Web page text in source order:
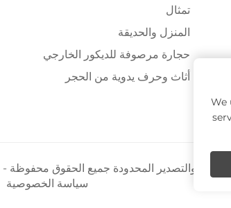
تمثال
المنزل والحديقة
حجارة مرصوفة للديكور الخارجي
أثاث وحرف يدوية من الحجر
والتصدير المحدودة جميع الحقوق محفوظة -
سياسة الخصوصية
We